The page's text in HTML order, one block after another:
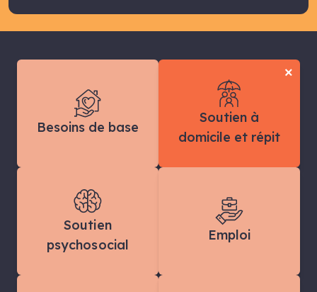
Besoins de base
Soutien à
domicile et répit
×
Soutien
psychosocial
Emploi